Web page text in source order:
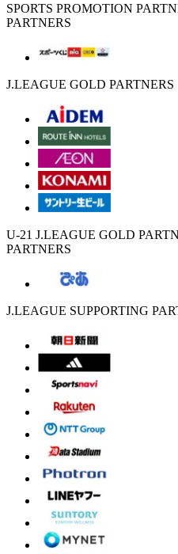
SPORTS PROMOTION
PARTNERS
J.LEAGUE GOLD PARTNERS
U-21 J.LEAGUE GOLD
PARTNERS
J.LEAGUE SUPPORTING